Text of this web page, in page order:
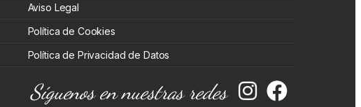
Aviso Legal
Política de Cookies
Política de Privacidad de Datos
Síguenos en nuestras redes